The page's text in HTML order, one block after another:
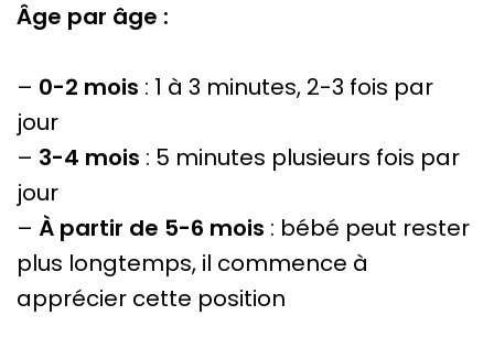
Âge par âge :
– 0-2 mois : 1 à 3 minutes, 2-3 fois par
jour
– 3-4 mois : 5 minutes plusieurs fois par
jour
– À partir de 5-6 mois : bébé peut rester
plus longtemps, il commence à
apprécier cette position